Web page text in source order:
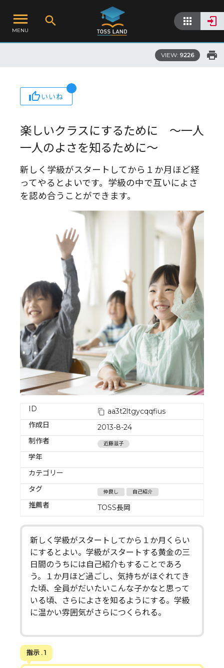
MENU
VIEW: 9226
いいね
楽しいクラスにするために ～一人
一人のよさを知るために～
新しく学級がスタートしてから１か月ほど経
ってやるとよいです。学級の中で互いによさ
を認め合うことができます。
ID
aa3t2ltgycqqfius
作成日
2013-8-24
制作者
近藤滋子
学年
カテゴリー
タグ
仲良し 自己紹介
推薦者 TOSS長岡
新しく学級がスタートしてから１か月くらい
にするとよい。学級がスタートする黄金の三
日間のうちには自己紹介もすることであろ
う。１か月ほど過ごし、気持ちがほぐれてき
た頃、全員がだいたいこんな子かなと思って
いる頃、さらによさを知るようにする。学級
に温かい雰囲気がさらにつくられる。
指示 . 1